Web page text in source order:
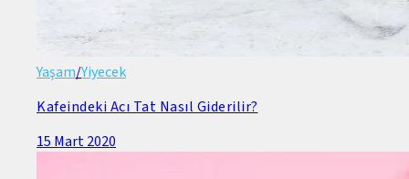
Yaşam/Yiyecek
Kafeindeki Acı Tat Nasıl Giderilir?
15 Mart 2020